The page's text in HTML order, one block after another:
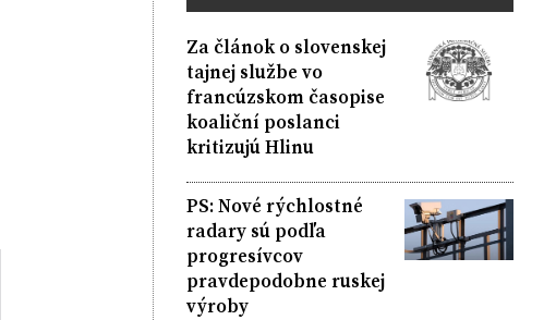
Za článok o slovenskej
tajnej službe vo
francúzskom časopise
koaliční poslanci
kritizujú Hlinu
PS: Nové rýchlostné
radary sú podľa
progresívcov
pravdepodobne ruskej
výroby